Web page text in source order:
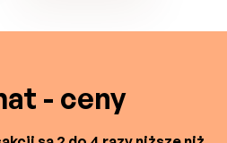
- ceny